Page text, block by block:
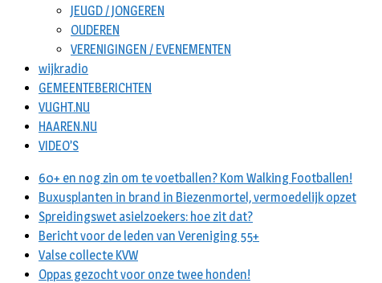
JEUGD / JONGEREN
OUDEREN
VERENIGINGEN / EVENEMENTEN
wijkradio
GEMEENTEBERICHTEN
VUGHT.NU
HAAREN.NU
VIDEO’S
60+ en nog zin om te voetballen? Kom Walking Footballen!
Buxusplanten in brand in Biezenmortel, vermoedelijk opzet
Spreidingswet asielzoekers: hoe zit dat?
Bericht voor de leden van Vereniging 55+
Valse collecte KVW
Oppas gezocht voor onze twee honden!